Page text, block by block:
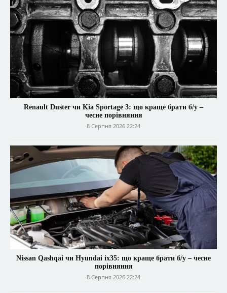
Renault Duster чи Kia Sportage 3: що краще брати б/у –
чесне порівняння
8 Серпня 2026 22:24
Nissan Qashqai чи Hyundai ix35: що краще брати б/у – чесне
порівняння
8 Серпня 2026 22:24